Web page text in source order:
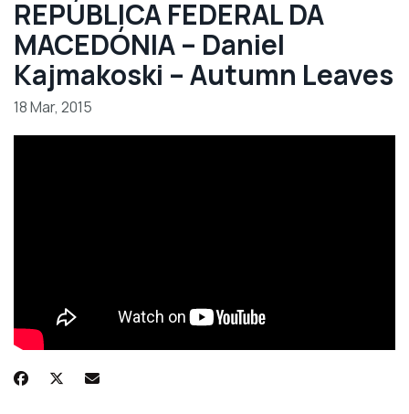
REPÚBLICA FEDERAL DA
MACEDÓNIA – Daniel
Kajmakoski – Autumn Leaves
18 Mar, 2015